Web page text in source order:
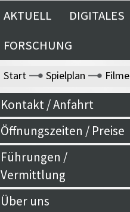
AKTUELL DIGITALES
FORSCHUNG
Start Spielplan Filme
Kontakt / Anfahrt
Öffnungszeiten / Preise
Führungen /
Vermittlung
Über uns